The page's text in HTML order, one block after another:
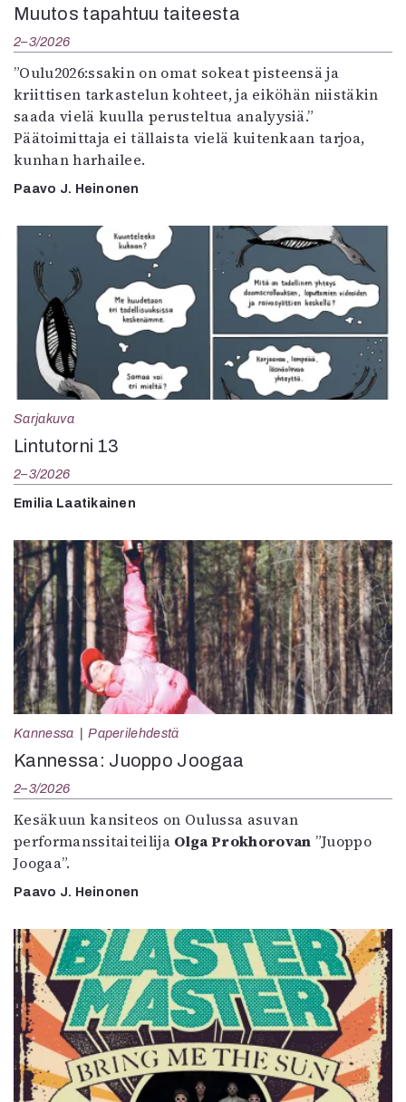
Muutos tapahtuu taiteesta
2–3/2026
”Oulu2026:ssakin on omat sokeat pisteensä ja
kriittisen tarkastelun kohteet, ja eiköhän niistäkin
saada vielä kuulla perusteltua analyysiä.”
Päätoimittaja ei tällaista vielä kuitenkaan tarjoa,
kunhan harhailee.
Paavo J. Heinonen
Sarjakuva
Lintutorni 13
2–3/2026
Emilia Laatikainen
Kannessa Paperilehdestä
Kannessa: Juoppo Joogaa
2–3/2026
Kesäkuun kansiteos on Oulussa asuvan
performanssitaiteilija Olga Prokhorovan ”Juoppo
Joogaa”.
Paavo J. Heinonen